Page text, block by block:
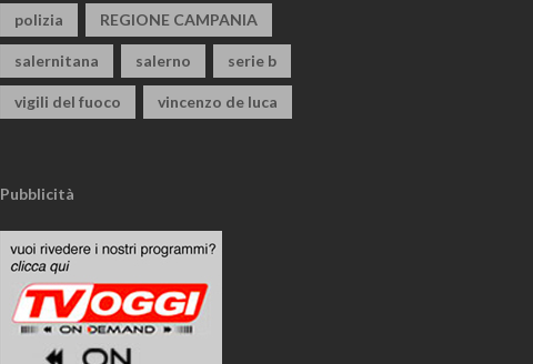
polizia REGIONE CAMPANIA
salernitana salerno serie b
vigili del fuoco vincenzo de luca
Pubblicità